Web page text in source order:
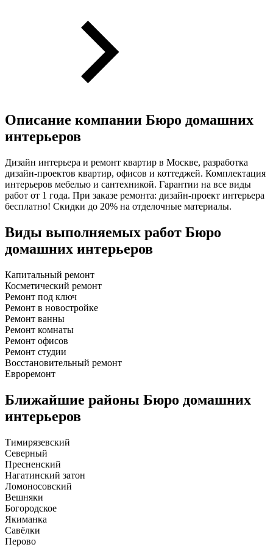
Описание компании Бюро домашних
интерьеров
Дизайн интерьера и ремонт квартир в Москве, разработка
дизайн-проектов квартир, офисов и коттеджей. Комплектация
интерьеров мебелью и сантехникой. Гарантии на все виды
работ от 1 года. При заказе ремонта: дизайн-проект интерьера
бесплатно! Скидки до 20% на отделочные материалы.
Виды выполняемых работ Бюро
домашних интерьеров
Капитальный ремонт
Косметический ремонт
Ремонт под ключ
Ремонт в новостройке
Ремонт ванны
Ремонт комнаты
Ремонт офисов
Ремонт студии
Восстановительный ремонт
Евроремонт
Ближайшие районы Бюро домашних
интерьеров
Тимирязевский
Северный
Пресненский
Нагатинский затон
Ломоносовский
Вешняки
Богородское
Якиманка
Савёлки
Перово